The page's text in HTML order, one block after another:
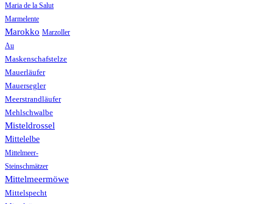
Maria de la Salut
Marmelente
Marokko Marzoller
Au
Maskenschafstelze
Mauerläufer
Mauersegler
Meerstrandläufer
Mehlschwalbe
Misteldrossel
Mittelelbe
Mittelmeer-
Steinschmätzer
Mittelmeermöwe
Mittelspecht